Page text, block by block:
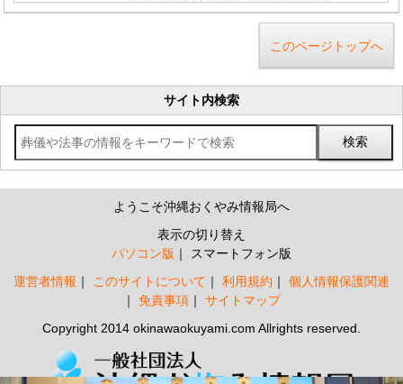
このページトップへ
サイト内検索
ようこそ沖縄おくやみ情報局へ
表示の切り替え
パソコン版
スマートフォン版
運営者情報
このサイトについて 利用規約
個人情報保護関連
免責事項
サイトマップ
Copyright 2014 okinawaokuyami.com Allrights reserved.